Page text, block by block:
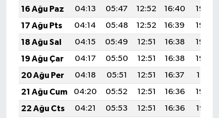
16 Ağu Paz
04:13 05:47 12:52 16:40
19:46
17 Ağu Pts
04:14 05:48 12:52 16:39
19:45
18 Ağu Sal
04:15 05:49 12:51 16:38
19:44
19 Ağu Çar
04:17 05:50 12:51 16:38
19:42
20 Ağu Per
04:18 05:51 12:51 16:37
19:41
21 Ağu Cum
04:20 05:52 12:51 16:36
19:39
22 Ağu Cts
04:21 05:53 12:51 16:36
19:38